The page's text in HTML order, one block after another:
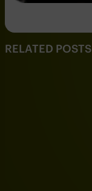
RELATED POSTS